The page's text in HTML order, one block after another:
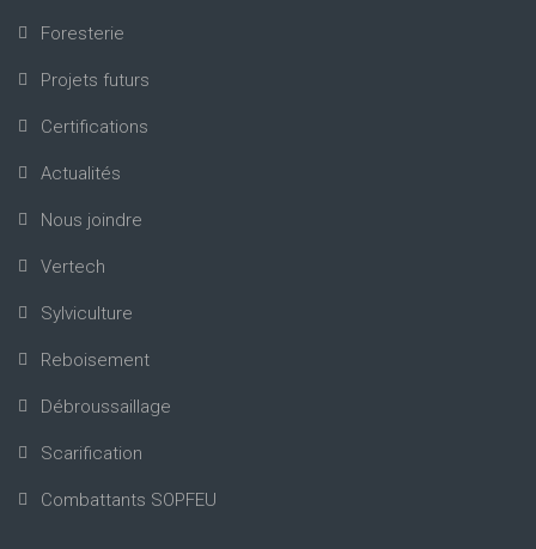
Foresterie
Projets futurs
Certifications
Actualités
Nous joindre
Vertech
Sylviculture
Reboisement
Débroussaillage
Scarification
Combattants SOPFEU